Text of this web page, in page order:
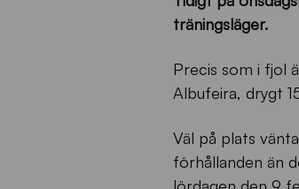
träningsläger.
Precis som i fjol
Albufeira, drygt
Väl på plats
förhållanden än